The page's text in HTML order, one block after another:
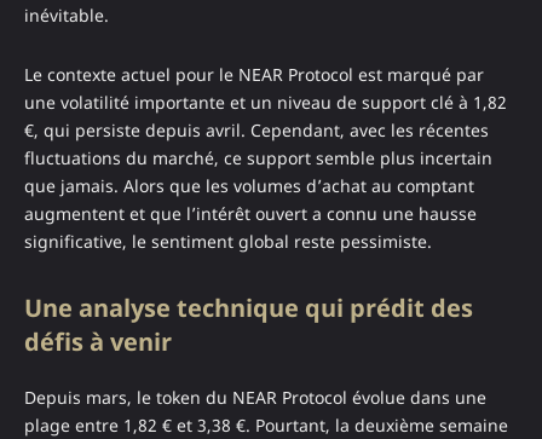
inévitable.
Le contexte actuel pour le NEAR Protocol est marqué par
une volatilité importante et un niveau de support clé à 1,82
€, qui persiste depuis avril. Cependant, avec les récentes
fluctuations du marché, ce support semble plus incertain
que jamais. Alors que les volumes d’achat au comptant
augmentent et que l’intérêt ouvert a connu une hausse
significative, le sentiment global reste pessimiste.
Une analyse technique qui prédit des
défis à venir
Depuis mars, le token du NEAR Protocol évolue dans une
plage entre 1,82 € et 3,38 €. Pourtant, la deuxième semaine